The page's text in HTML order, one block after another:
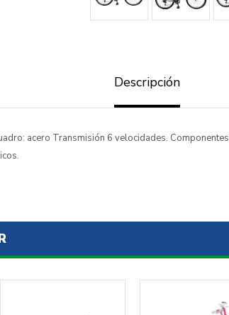
Descripción
acero Transmisión 6 velocidades.